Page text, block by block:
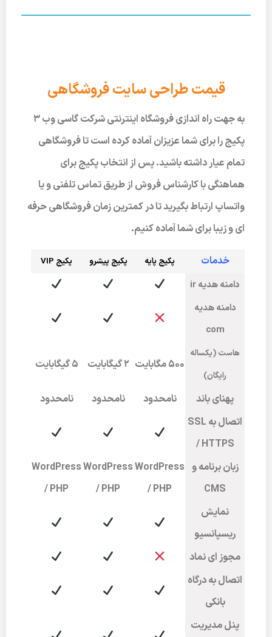
قیمت طراحی سایت فروشگاهی
به جهت راه اندازی فروشگاه اینترنتی شرکت گاسی وب 3
پکیج را برای شما عزیزان آماده کرده است تا فروشگاهی
تمام عیار داشته باشید. پس از انتخاب پکیج برای
هماهنگی با کارشناس فروش از طریق تماس تلفنی و یا
واتساپ ارتباط بگیرید تا در کمترین زمان فروشگاهی حرفه
ای و زیبا برای شما آماده کنیم.
خدمات پکیج پایه پکیج پیشرو پکیج VIP
دامنه هدیه ir
دامنه هدیه
com
هاست (یکساله
رایگان)
۵۰۰ مگابایت 2 گیگابایت 5 گیگابایت
پهنای باند نامحدود نامحدود
نامحدود
اتصال به SSL
/ HTTPS
زبان برنامه و
CMS
WordPress
/ PHP
WordPress
/ PHP
WordPress
/ PHP
نمایش
ریسپانسیو
مجوز ای نماد
اتصال به درگاه
بانکی
پنل مدیریت